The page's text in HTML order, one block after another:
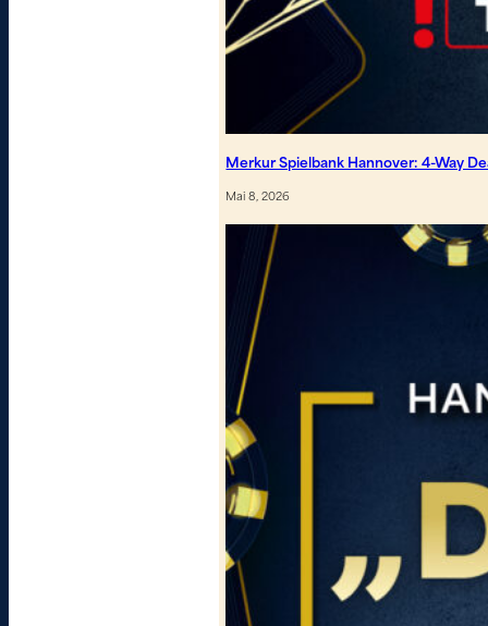
Merkur Spielbank Hannover: 4-Way
Mai 8, 2026